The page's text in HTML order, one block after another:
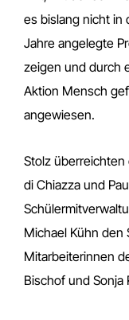
es bislang nicht in
Jahre angelegte
zeigen und durch
Aktion Mensch
angewiesen.
Stolz überreichten
di Chiazza und
Michael Kühn den
Mitarbeiterinnen
Bischof und Sonja